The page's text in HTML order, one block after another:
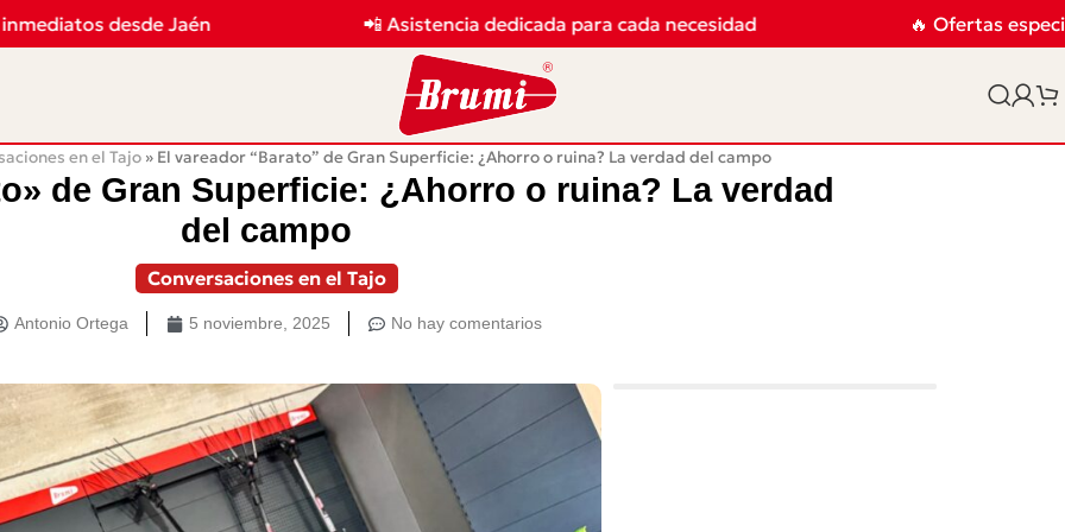
desde Jaén 📲 Asistencia dedicada para cada necesidad 🔥 Ofertas
en el Tajo » El vareador “Barato” de Gran Superficie: ¿Ahorro o ruina? La verdad del campo
de Gran Superficie: ¿Ahorro o ruina? La verdad
del campo
Conversaciones en el Tajo
Antonio Ortega 5 noviembre, 2025 No hay comentarios